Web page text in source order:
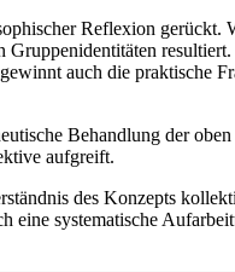
Reflexion gerückt.
auch die praktische
Behandlung der
aufgreift.
des Konzepts
systematische